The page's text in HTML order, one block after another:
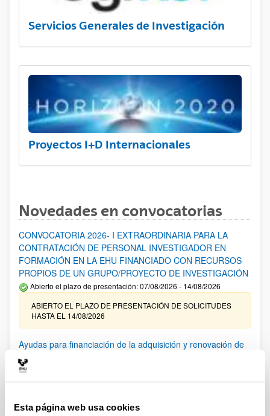
Esta página web usa cookies
Servicios Generales de Investigación
Proyectos I+D Internacionales
Novedades en convocatorias
CONVOCATORIA 2026- I EXTRAORDINARIA PARA LA
CONTRATACIÓN DE PERSONAL INVESTIGADOR EN
FORMACIÓN EN LA EHU FINANCIADO CON RECURSOS
PROPIOS DE UN GRUPO/PROYECTO DE INVESTIGACIÓN
Abierto el plazo de presentación: 07/08/2026 - 14/08/2026
ABIERTO EL PLAZO DE PRESENTACIÓN DE SOLICITUDES
HASTA EL 14/08/2026
Ayudas para financiación de la adquisición y renovación de
infraestructura científica y fondos bibliográficos en la
UPV/EHU 2026
Trámite abierto
25/03/2026: Corrección de errores del listado provisional de
solicitudes admitidas y excluidas. 23/03/2026: Relación